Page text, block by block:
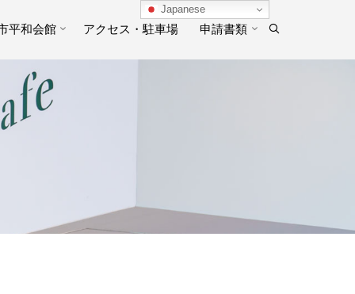
平和会館 アクセス・駐車場 申請書類
Japanese